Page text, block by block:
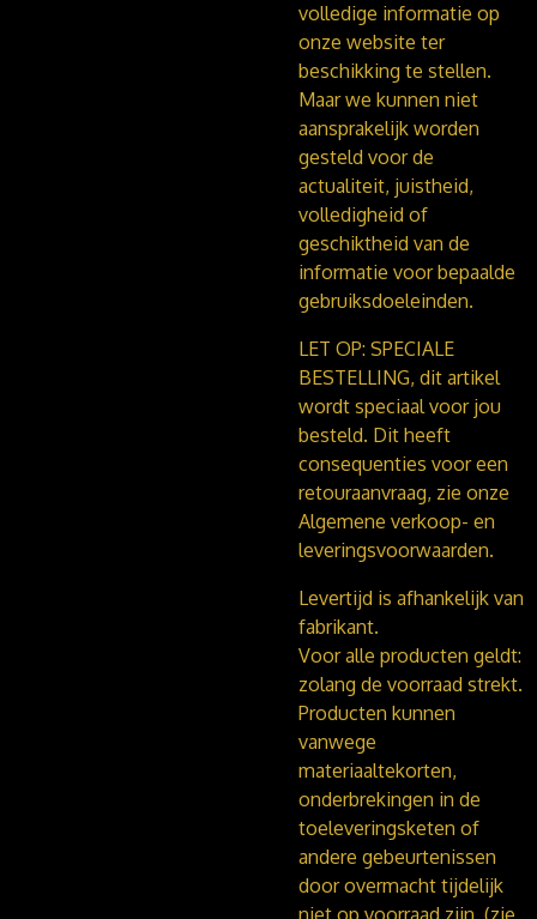
volledige informatie op
onze website ter
beschikking te stellen.
Maar we kunnen niet
aansprakelijk worden
gesteld voor de
actualiteit, juistheid,
volledigheid of
geschiktheid van de
informatie voor bepaalde
gebruiksdoeleinden.
LET OP: SPECIALE
BESTELLING, dit artikel
wordt speciaal voor jou
besteld. Dit heeft
consequenties voor een
retouraanvraag, zie onze
Algemene verkoop- en
leveringsvoorwaarden.
Levertijd is afhankelijk van
fabrikant.
Voor alle producten geldt:
zolang de voorraad strekt.
Producten kunnen
vanwege
materiaaltekorten,
onderbrekingen in de
toeleveringsketen of
andere gebeurtenissen
door overmacht tijdelijk
niet op voorraad zijn. (zie